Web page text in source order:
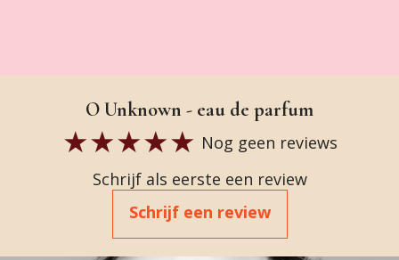
O Unknown - eau de parfum
Nog geen reviews
Schrijf als eerste een review
Schrijf een review